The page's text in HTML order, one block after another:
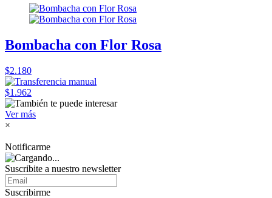
Bombacha con Flor Rosa
$2.180
$1.962
Ver más
×
Notificarme
Suscribite a nuestro newsletter
Suscribirme